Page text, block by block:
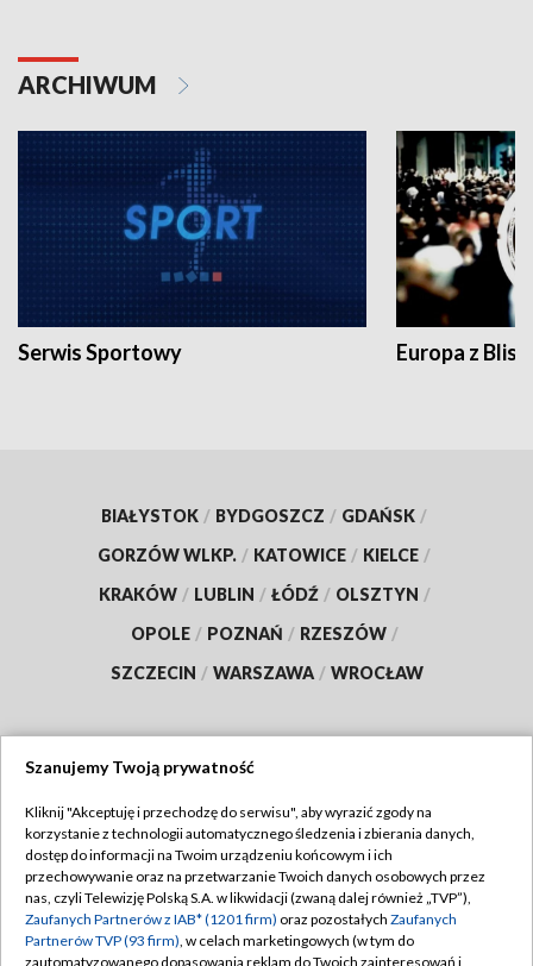
ARCHIWUM
Serwis Sportowy Europa z
BIAŁYSTOK / BYDGOSZCZ / GDAŃSK /
GORZÓW WLKP. / KATOWICE / KIELCE /
KRAKÓW / LUBLIN / ŁÓDŹ / OLSZTYN /
OPOLE / POZNAŃ / RZESZÓW /
SZCZECIN / WARSZAWA / WROCŁAW
TVP
Abonament TVP
Emisja w TVP
Centrum informacji TVP
Regulamin TVP
Polityka prywatności
Moje zgody
Szanujemy Twoją prywatność
Kliknij "Akceptuję i przechodzę do serwisu", aby wyrazić zgody na
korzystanie z technologii automatycznego śledzenia i zbierania danych,
dostęp do informacji na Twoim urządzeniu końcowym i ich
przechowywanie oraz na przetwarzanie Twoich danych osobowych przez
nas, czyli Telewizję Polską S.A. w likwidacji (zwaną dalej również „TVP”),
Zaufanych Partnerów z IAB* (1201 firm) oraz pozostałych Zaufanych
Partnerów TVP (93 firm), w celach marketingowych (w tym do
zautomatyzowanego dopasowania reklam do Twoich zainteresowań i